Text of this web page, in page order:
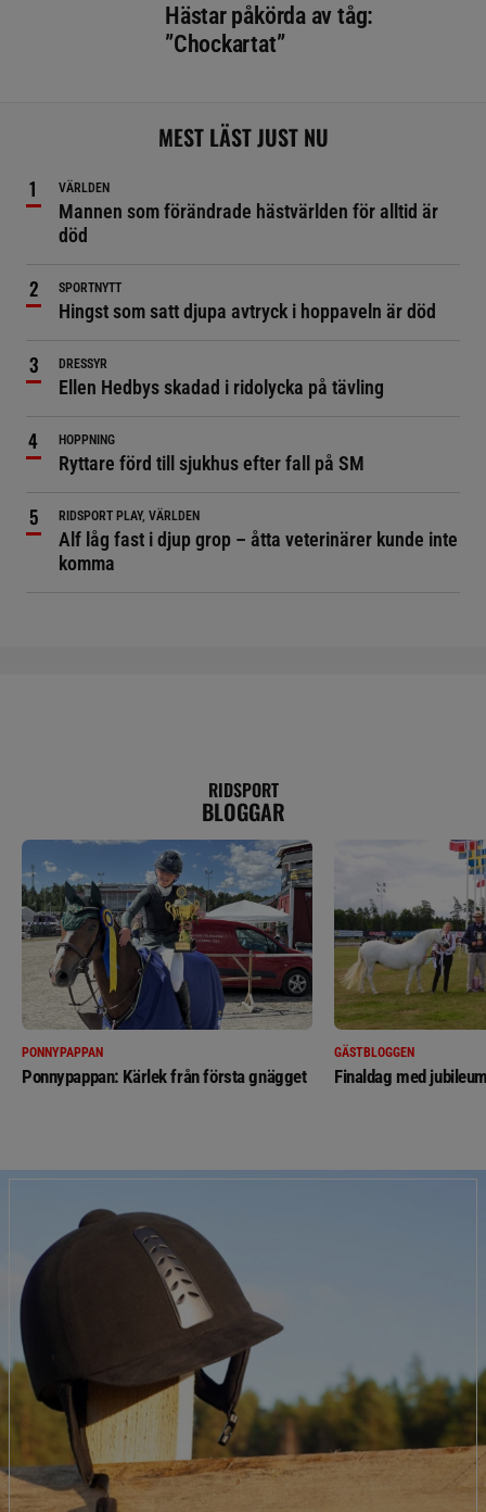
Hästar påkörda av tåg:
”Chockartat”
MEST LÄST JUST NU
VÄRLDEN
Mannen som förändrade hästvärlden för alltid är
död
SPORTNYTT
Hingst som satt djupa avtryck i hoppaveln är död
DRESSYR
Ellen Hedbys skadad i ridolycka på tävling
HOPPNING
Ryttare förd till sjukhus efter fall på SM
RIDSPORT PLAY, VÄRLDEN
Alf låg fast i djup grop – åtta veterinärer kunde inte
komma
RIDSPORT
BLOGGAR
PONNYPAPPAN
Ponnypappan: Kärlek från första gnägget
GÄSTBLOGGEN
Finaldag med